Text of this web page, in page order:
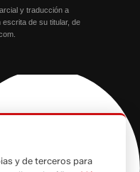
y traducción a
de su titular, de
y de terceros para